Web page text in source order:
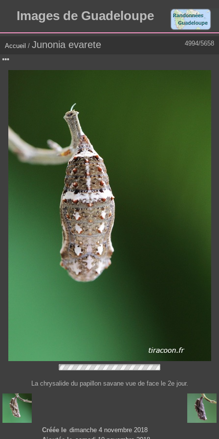
Images de Guadeloupe
4994/5658
Accueil / Junonia evarete
La chrysalide du papillon savane vue de face le 2e jour.
Créée le dimanche 4 novembre 2018